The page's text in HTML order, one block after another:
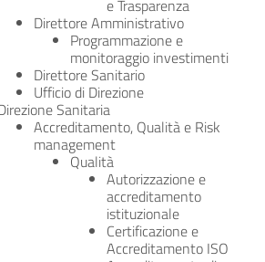
e Trasparenza
Direttore Amministrativo
Programmazione e
monitoraggio investimenti
Direttore Sanitario
Ufficio di Direzione
Sanitaria
Accreditamento, Qualità e Risk
management
Qualità
Autorizzazione e
accreditamento
istituzionale
Certificazione e
Accreditamento ISO